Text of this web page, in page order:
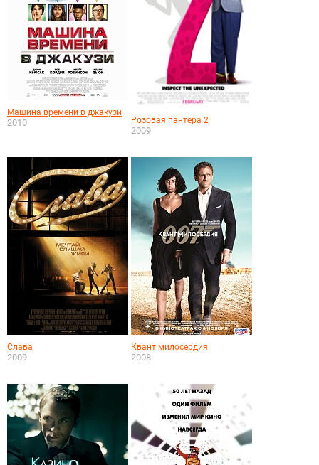
Машина времени в джакузи
2010 Розовая пантера 2
2009
Слава
2009
Квант милосердия
2008